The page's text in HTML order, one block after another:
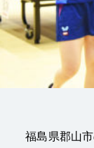
福島県郡山市